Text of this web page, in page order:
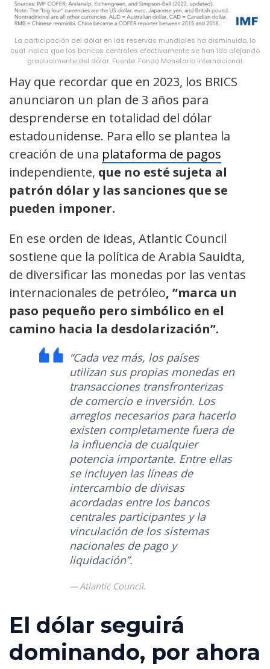
La participación del dólar en las reservas mundiales ha disminuido, lo
cual indica que los bancos centrales efectivamente se han ido alejando
gradualmente del dólar. Fuente: Fondo Monetario Internacional.
Hay que recordar que en 2023, los BRICS
anunciaron un plan de 3 años para
desprenderse en totalidad del dólar
estadounidense. Para ello se plantea la
creación de una plataforma de pagos
independiente, que no esté sujeta al
patrón dólar y las sanciones que se
pueden imponer.
En ese orden de ideas, Atlantic Council
sostiene que la política de Arabia Sauidta,
de diversificar las monedas por las ventas
internacionales de petróleo, “marca un
paso pequeño pero simbólico en el
camino hacia la desdolarización”.
“Cada vez más, los países
utilizan sus propias monedas en
transacciones transfronterizas
de comercio e inversión. Los
arreglos necesarios para hacerlo
existen completamente fuera de
la influencia de cualquier
potencia importante. Entre ellas
se incluyen las líneas de
intercambio de divisas
acordadas entre los bancos
centrales participantes y la
vinculación de los sistemas
nacionales de pago y
liquidación”.
Atlantic Council.
El dólar seguirá
dominando, por ahora